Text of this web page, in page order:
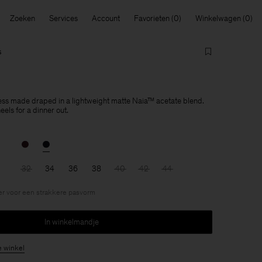
Zoeken Services Account Favorieten Winkelwagen
made draped in a lightweight matte Naia™ acetate blend.
for a dinner out.
32 34 36 38 40 42 44
voor een strakkere pasvorm
In winkelmandje
winkel